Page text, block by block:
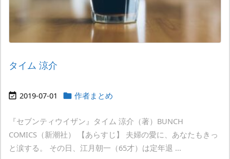
タイム 涼介
 2019-07-01  作者まとめ
『セブンティウイザン』タイム 涼介（著）BUNCH
COMICS（新潮社） 【あらすじ】 夫婦の愛に、あなたもきっ
と涙する。 その日、江月朝一（65才）は定年退 ...